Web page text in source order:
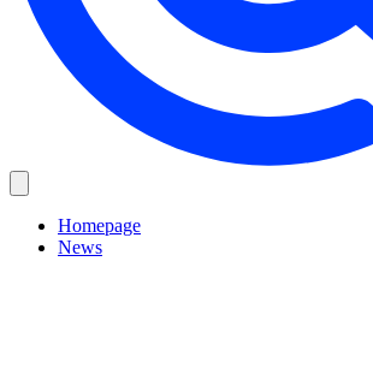
Homepage
News